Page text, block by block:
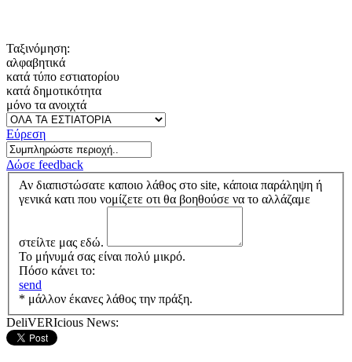
Ταξινόμηση:
αλφαβητικά
κατά τύπο εστιατορίου
κατά δημοτικότητα
μόνο τα ανοιχτά
Εύρεση
Δώσε feedback
Αν διαπιστώσατε καποιο λάθος στο site, κάποια παράληψη ή
γενικά κατι που νομίζετε οτι θα βοηθούσε να το αλλάζαμε
στείλτε μας εδώ.
Το μήνυμά σας είναι πολύ μικρό.
Πόσο κάνει το:
send
* μάλλον έκανες λάθος την πράξη.
DeliVERIcious News: